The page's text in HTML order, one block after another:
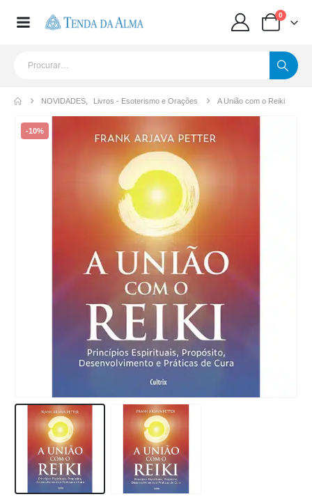
0
NOVIDADES Livros - Esoterismo e Orações A União com o Reiki
-10%